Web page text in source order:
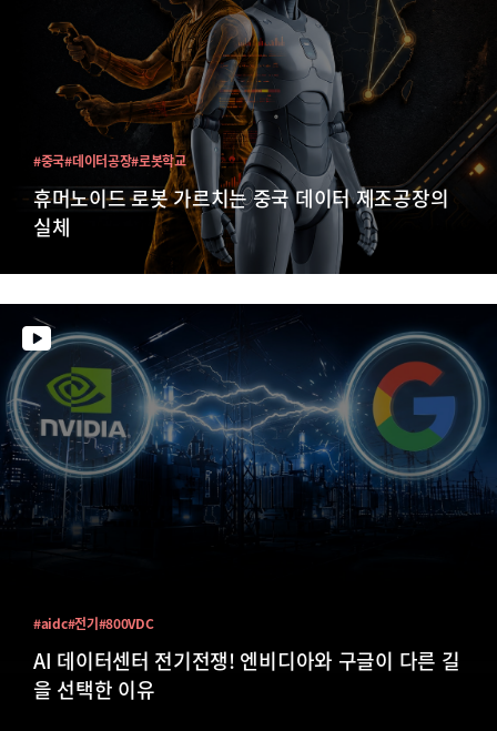
휴머노이드 로봇 가르치는 중국 데이터 제조공장의
실체
#중국#데이터공장#로봇학교
AI 데이터센터 전기전쟁! 엔비디아와 구글이 다른 길
을 선택한 이유
#aidc#전기#800VDC